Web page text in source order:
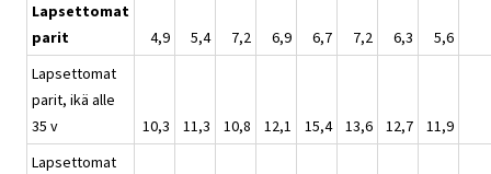
Lapsettomat
parit
4,9 5,4 7,2 6,9 6,7 7,2 6,3
5,6
Lapsettomat
parit, ikä alle
35 v
10,3 11,3 10,8 12,1 15,4 13,6 12,7
11,9
Lapsettomat